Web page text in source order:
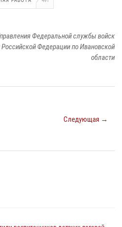
Федеральной службы войск
Федерации по Ивановской
области
Следующая →